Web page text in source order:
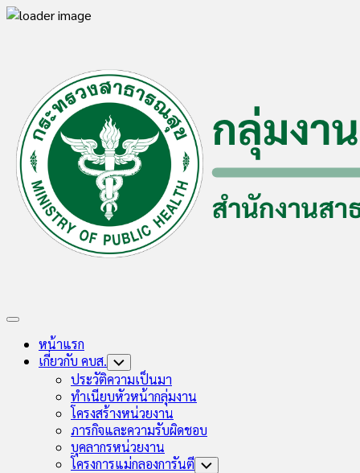
Expand
หน้าแรก
เกี่ยวกับ คบส. Toggle
Child
Menu
ประวัติความเป็นมา
ทำเนียบหัวหน้ากลุ่มงาน
โครงสร้างหน่วยงาน
ภารกิจและความรับผิดชอบ
บุคลากรหน่วยงาน
โครงการแม่กลองการันตี Toggle